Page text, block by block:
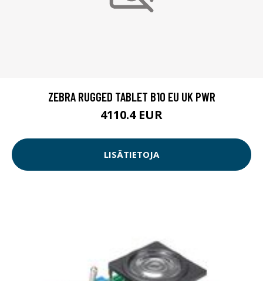
ZEBRA RUGGED TABLET B10 EU UK PWR
4110.4 EUR
LISÄTIETOJA